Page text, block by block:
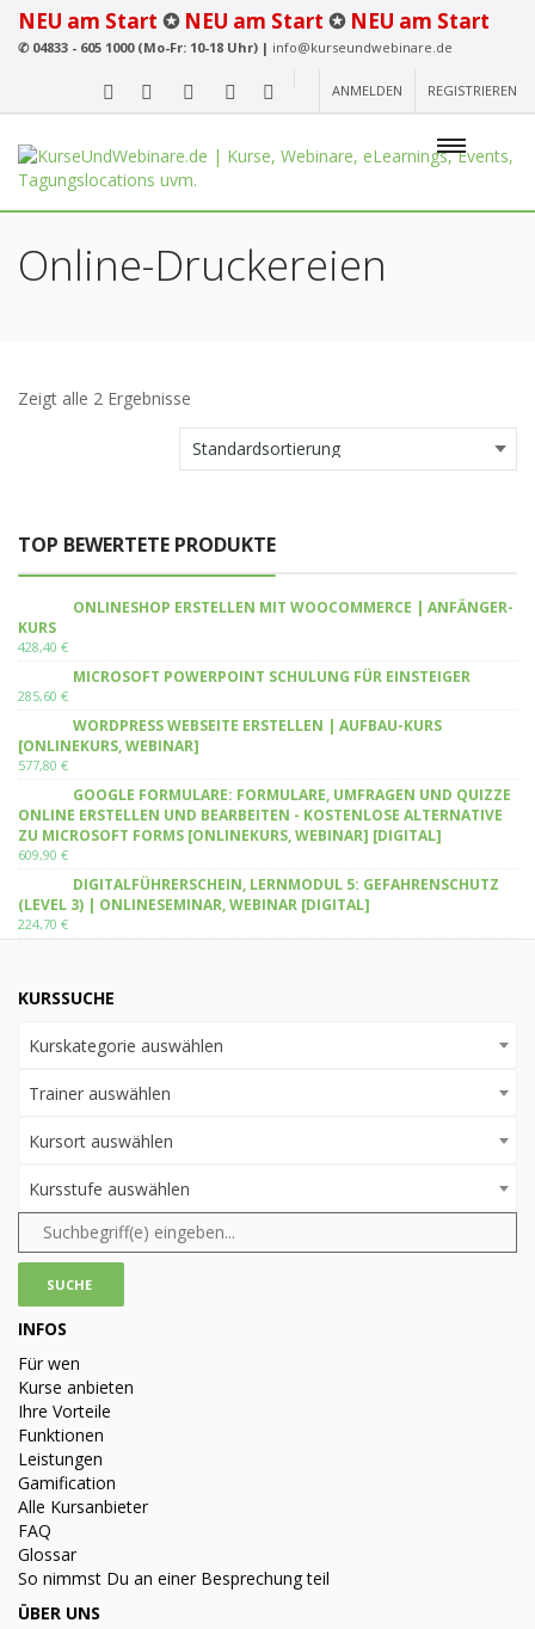
NEU am Start ✪ NEU am Start ✪ NEU am Start
✆04833 - 605 1000 (Mo-Fr: 10-18 Uhr) | info@kurseundwebinare.de
ANMELDEN REGISTRIEREN
Online-Druckereien
Zeigt alle 2 Ergebnisse
TOP BEWERTETE PRODUKTE
ONLINESHOP ERSTELLEN MIT WOOCOMMERCE | ANFÄNGER-
KURS
428,40 €
MICROSOFT POWERPOINT SCHULUNG FÜR EINSTEIGER
285,60 €
WORDPRESS WEBSEITE ERSTELLEN | AUFBAU-KURS
[ONLINEKURS, WEBINAR]
577,80 €
GOOGLE FORMULARE: FORMULARE, UMFRAGEN UND QUIZZE
ONLINE ERSTELLEN UND BEARBEITEN - KOSTENLOSE ALTERNATIVE
ZU MICROSOFT FORMS [ONLINEKURS, WEBINAR] [DIGITAL]
609,90 €
DIGITALFÜHRERSCHEIN, LERNMODUL 5: GEFAHRENSCHUTZ
(LEVEL 3) | ONLINESEMINAR, WEBINAR [DIGITAL]
224,70 €
KURSSUCHE
Kurskategorie auswählen
Trainer auswählen
Kursort auswählen
Kursstufe auswählen
INFOS
Für wen
Kurse anbieten
Ihre Vorteile
Funktionen
Leistungen
Gamification
Alle Kursanbieter
FAQ
Glossar
So nimmst Du an einer Besprechung teil
ÜBER UNS